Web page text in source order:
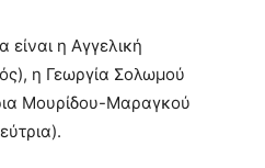
είναι η Αγγελική
η Γεωργία Σολωμού
Μουρίδου-Μαραγκού